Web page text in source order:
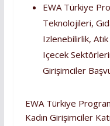
EWA Türkiye
Teknolojileri,
Izlenebilirlik,
Içecek
Girişimciler
EWA Türkiye
Kadın Girişimciler